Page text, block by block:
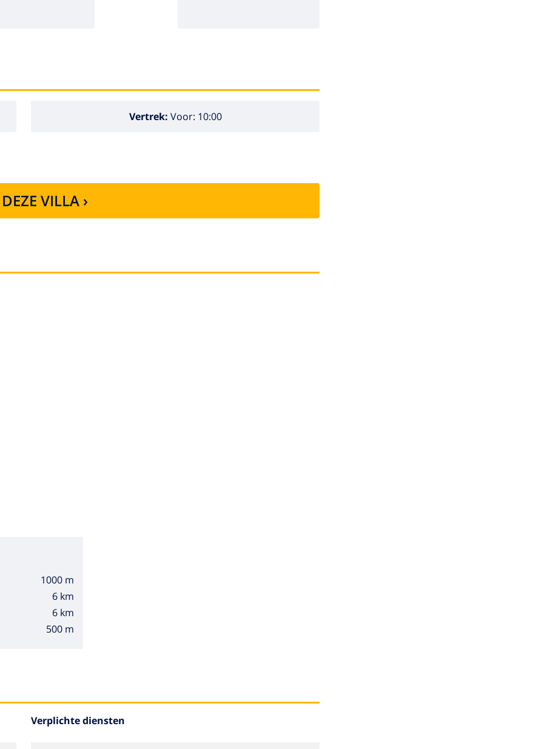
Vertrek: Voor: 10:00
VILLA ›
1000 m
6 km
6 km
500 m
Verplichte diensten